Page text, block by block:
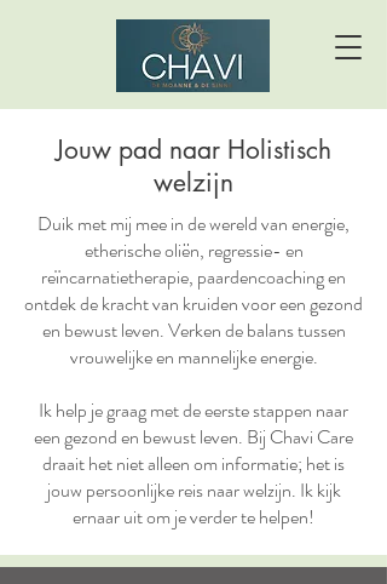
Jouw pad naar Holistisch
welzijn
Duik met mij mee in de wereld van energie,
etherische oliën, regressie- en
reïncarnatietherapie, paardencoaching en
ontdek de kracht van kruiden voor een gezond
en bewust leven. Verken de balans tussen
vrouwelijke en mannelijke energie.
Ik help je graag met de eerste stappen naar
een gezond en bewust leven. Bij Chavi Care
draait het niet alleen om informatie; het is
jouw persoonlijke reis naar welzijn. Ik kijk
ernaar uit om je verder te helpen!